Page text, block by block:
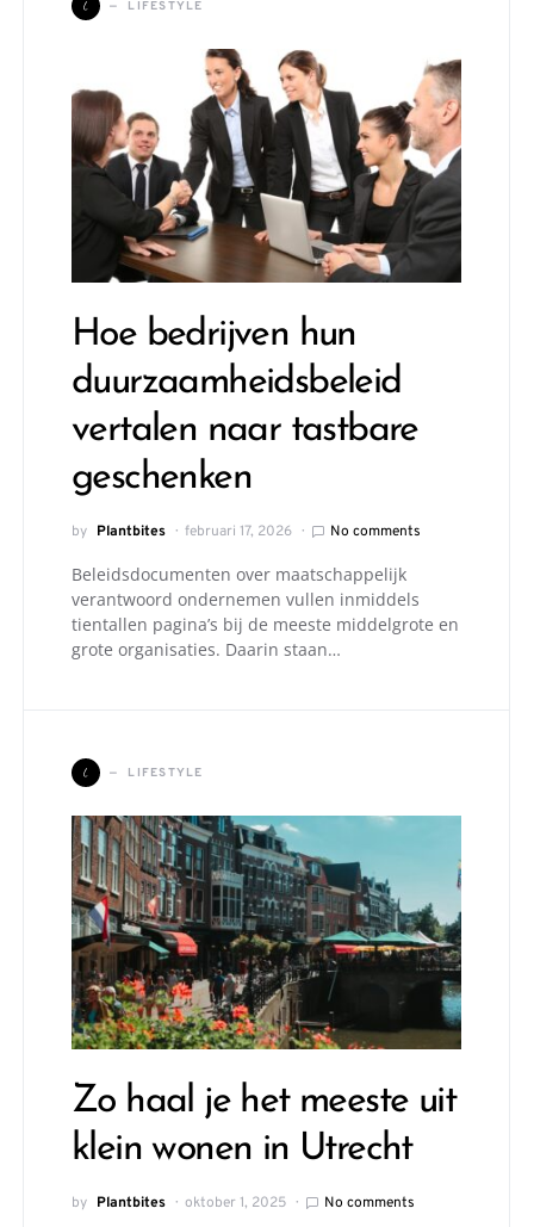
L LIFESTYLE
Hoe bedrijven hun
duurzaamheidsbeleid
vertalen naar tastbare
geschenken
by Plantbites februari 17, 2026 No comments
Beleidsdocumenten over maatschappelijk
verantwoord ondernemen vullen inmiddels
tientallen pagina’s bij de meeste middelgrote en
grote organisaties. Daarin staan…
L LIFESTYLE
Zo haal je het meeste uit
klein wonen in Utrecht
by Plantbites oktober 1, 2025 No comments